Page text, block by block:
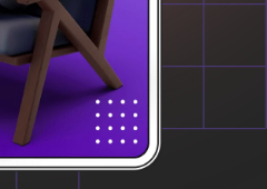
раздел
16